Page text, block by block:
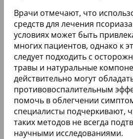
Врачи отмечают, что
средств для лечения
условиях может быть
многих пациентов, однако к
следует подходить с
травы и натуральные
действительно могут
противовоспалительным
помочь в облегчении
специалисты подчеркивают,
таких методов не всегда
научными исследованиями.